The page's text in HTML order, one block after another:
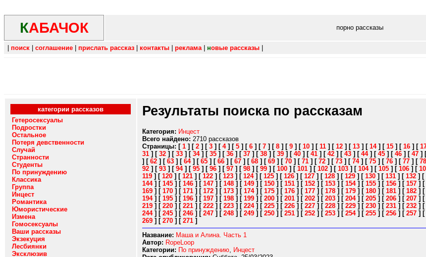
КАБАЧОК порно рассказы
поиск соглашение прислать рассказ контакты реклама| новые рассказы
категории рассказов
Гетеросексуалы
Подростки
Остальное
Потеря девственности
Случай
Странности
Студенты
По принуждению
Классика
Группа
Инцест
Романтика
Юмористические
Измена
Гомосексуалы
Ваши рассказы
Экзекуция
Лесбиянки
Эксклюзив
Результаты поиска по рассказам
Категория: Инцест
Всего найдено: 2710 рассказов
Страницы: [ 1 ] [ 2 ] [ 3 ] [ 4] [ 5 ] [ 6 ] [ 7 ] [ 8 ] [ 9 ] [ 10 ] [ 11 ] [ 12 ] [ 13 ] [ 14] [ 15 ] [ 16 ] [
31 ] [ 32 ] [ 33 ] [ 34] [ 35 ] [ 36 ] [ 37 ] [ 38 ] [ 39 ] [ 40 ] [ 41 ] [ 42 ] [ 43 ] [ 44] [ 45 ] [ 46 ] [ 47 ]
] [ 62 ] [ 63 ] [ 64] [ 65 ] [ 66 ] [ 67 ] [ 68 ] [ 69 ] [ 70 ] [ 71 ] [ 72 ] [ 73 ] [ 74] [ 75 ] [ 76 ] [ 77 ] [ 78
92 ] [ 93 ] [ 94] [ 95 ] [ 96 ] [ 97 ] [ 98 ] [ 99 ] [ 100 ] [ 101 ] [ 102 ] [ 103 ] [ 104] [ 105 ] [ 106 ] [
119 ] [ 120 ] [ 121 ] [ 122 ] [ 123 ] [ 124] [ 125 ] [ 126 ] [ 127 ] [ 128 ] [ 129 ] [ 130 ] [ 131 ] [ 132 ] [
144] [ 145 ] [ 146 ] [ 147 ] [ 148 ] [ 149 ] [ 150 ] [ 151 ] [ 152 ] [ 153 ] [ 154] [ 155 ] [ 156 ] [ 157 ] [
169 ] [ 170 ] [ 171 ] [ 172 ] [ 173 ] [ 174] [ 175 ] [ 176 ] [ 177 ] [ 178 ] [ 179 ] [ 180 ] [ 181 ] [ 182 ] [
194] [ 195 ] [ 196 ] [ 197 ] [ 198 ] [ 199 ] [ 200 ] [ 201 ] [ 202 ] [ 203 ] [ 204] [ 205 ] [ 206 ] [ 207 ] [
219 ] [ 220 ] [ 221 ] [ 222 ] [ 223 ] [ 224] [ 225 ] [ 226 ] [ 227 ] [ 228 ] [ 229 ] [ 230 ] [ 231 ] [ 232 ] [
244] [ 245 ] [ 246 ] [ 247 ] [ 248 ] [ 249 ] [ 250 ] [ 251 ] [ 252 ] [ 253 ] [ 254] [ 255 ] [ 256 ] [ 257 ] [
269 ] [ 270 ] [ 271 ]
Название: Маша и Алина. Часть 1
Автор: RopeLoop
Категории: По принуждению, Инцест